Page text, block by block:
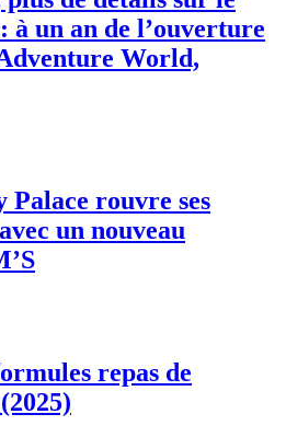
un an de l’ouverture
World,
rouvre ses
un nouveau
repas de